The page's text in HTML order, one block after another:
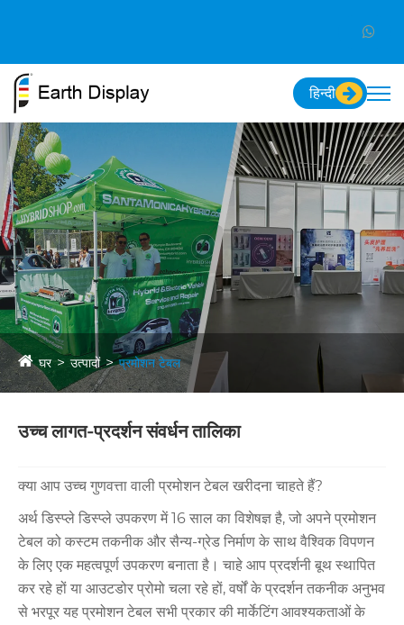
हिन्दी
घर उत्पादों प्रमोशन टेबल
उच्च लागत-प्रदर्शन संवर्धन तालिका
क्या आप उच्च गुणवत्ता वाली प्रमोशन टेबल खरीदना चाहते हैं?
अर्थ डिस्प्ले डिस्प्ले उपकरण में 16 साल का विशेषज्ञ है, जो अपने प्रमोशन
टेबल को कस्टम तकनीक और सैन्य-ग्रेड निर्माण के साथ वैश्विक विपणन
के लिए एक महत्वपूर्ण उपकरण बनाता है। चाहे आप प्रदर्शनी बूथ स्थापित
कर रहे हों या आउटडोर प्रोमो चला रहे हों, वर्षों के प्रदर्शन तकनीक अनुभव
से भरपूर यह प्रमोशन टेबल सभी प्रकार की मार्केटिंग आवश्यकताओं के